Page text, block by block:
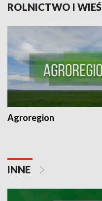
ROLNICTWO I WIEŚ
Agroregion
INNE